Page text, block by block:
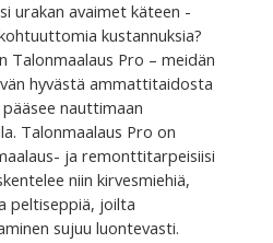
urakan avaimet käteen -
kustannuksia?
Talonmaalaus Pro – meidän
hyvästä ammattitaidosta
nauttimaan
Talonmaalaus Pro on
ja remonttitarpeisiisi
niin kirvesmiehiä,
peltiseppiä, joilta
sujuu luontevasti.